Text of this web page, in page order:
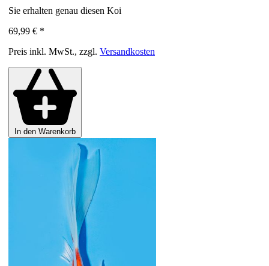
Sie erhalten genau diesen Koi
69,99 € *
Preis inkl. MwSt., zzgl. Versandkosten
In den Warenkorb